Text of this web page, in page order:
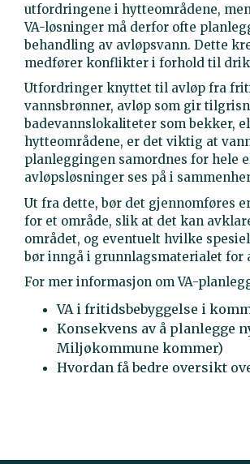
utfordringene i hytteområdene,
VA-løsninger må derfor ofte
behandling av avløpsvann. Dette
medfører konflikter i forhold til
Utfordringer knyttet til avløp fra
vannsbrønner, avløp som gir
badevannslokaliteter som bekker,
hytteområdene, er det viktig at
planleggingen samordnes for hele
avløpsløsninger ses på i
Ut fra dette, bør det gjennomføres
for et område, slik at det kan
området, og eventuelt hvilke
bør inngå i grunnlagsmaterialet for
For mer informasjon om VA-
VA i fritidsbebyggelse i
Konsekvens av å planlegge
Miljøkommune kommer)
Hvordan få bedre oversikt